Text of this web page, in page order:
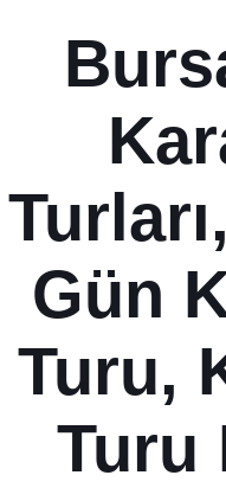
Gün
Turu,
Turu